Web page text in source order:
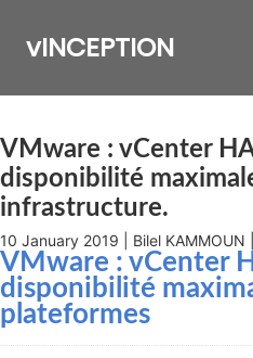
content
vINCEPTION
VMware : vCenter
disponibilité
infrastructure.
10 January 2019 | Bilel KAMMOUN |
VMware : vCenter
disponibilité
plateformes